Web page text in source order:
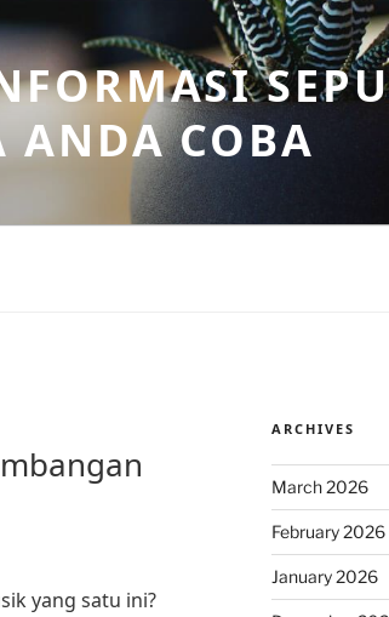
ANDA COBA
yang satu ini?
ARCHIVES
March 2026
February 2026
January 2026